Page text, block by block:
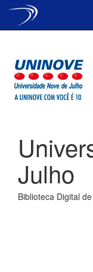
Julho
Biblioteca Digital